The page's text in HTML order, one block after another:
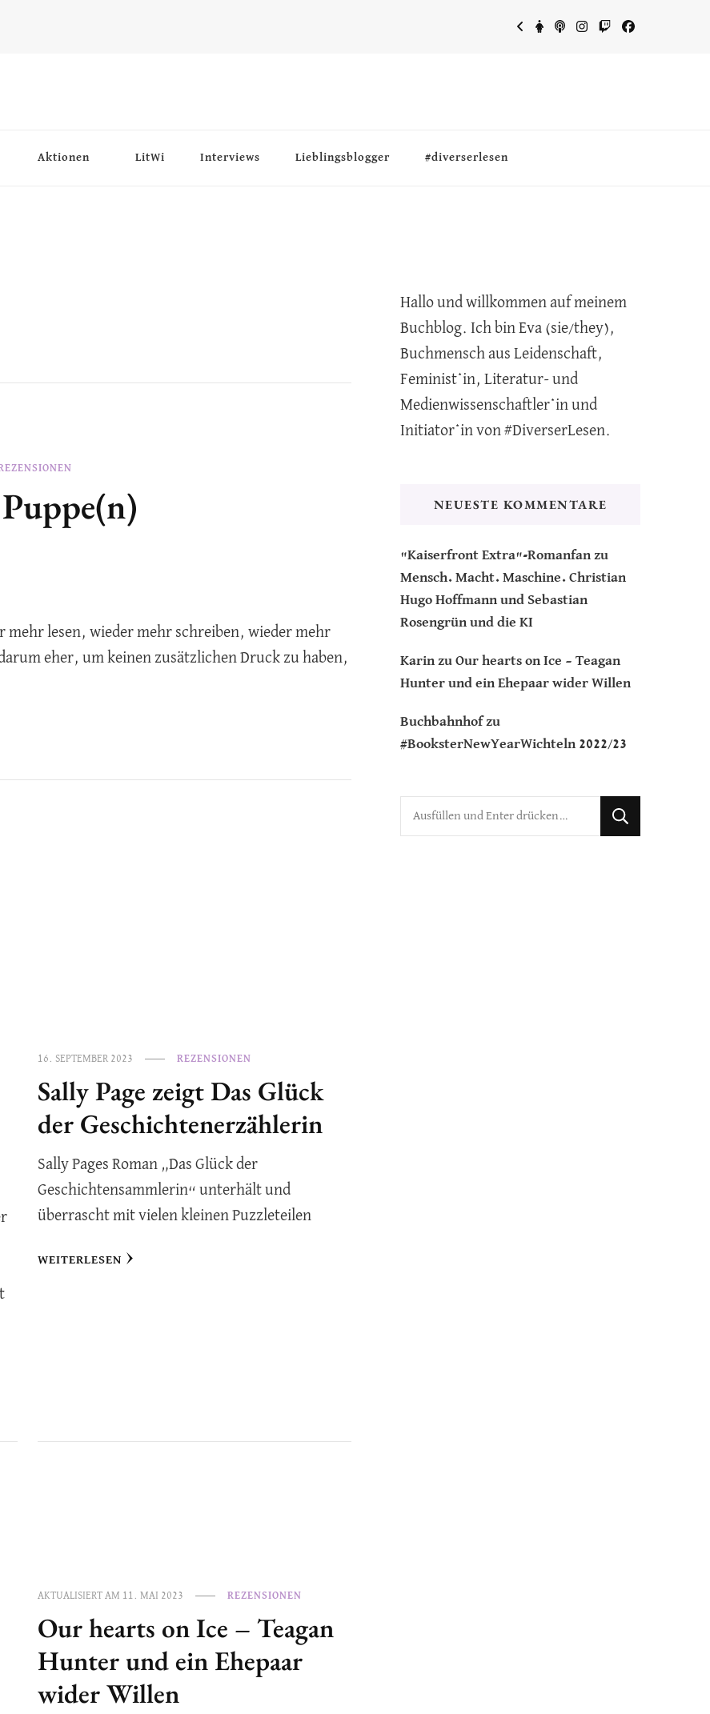
Aktionen LitWi Interviews Lieblingsblogger #diverserlesen
mehr lesen, wieder mehr schreiben, wieder mehr
eher, um keinen zusätzlichen Druck zu haben,
16. SEPTEMBER 2023 REZENSIONEN
Sally Page zeigt Das Glück
der Geschichtenerzählerin
Sally Pages Roman „Das Glück der
Geschichtensammlerin“ unterhält und
überrascht mit vielen kleinen Puzzleteilen
WEITERLESEN
AKTUALISIERT AM 11. MAI 2023 REZENSIONEN
Our hearts on Ice – Teagan
Hunter und ein Ehepaar
wider Willen
Hallo und willkommen auf meinem
Buchblog. Ich bin Eva (sie/they),
Buchmensch aus Leidenschaft,
Feminist*in, Literatur- und
Medienwissenschaftler*in und
Initiator*in von #DiverserLesen.
NEUESTE KOMMENTARE
"Kaiserfront Extra"-Romanfan zu
Mensch. Macht. Maschine. Christian
Hugo Hoffmann und Sebastian
Rosengrün und die KI
Karin zu Our hearts on Ice – Teagan
Hunter und ein Ehepaar wider Willen
Buchbahnhofzu
#BooksterNewYearWichteln 2022/23
Suchst
du